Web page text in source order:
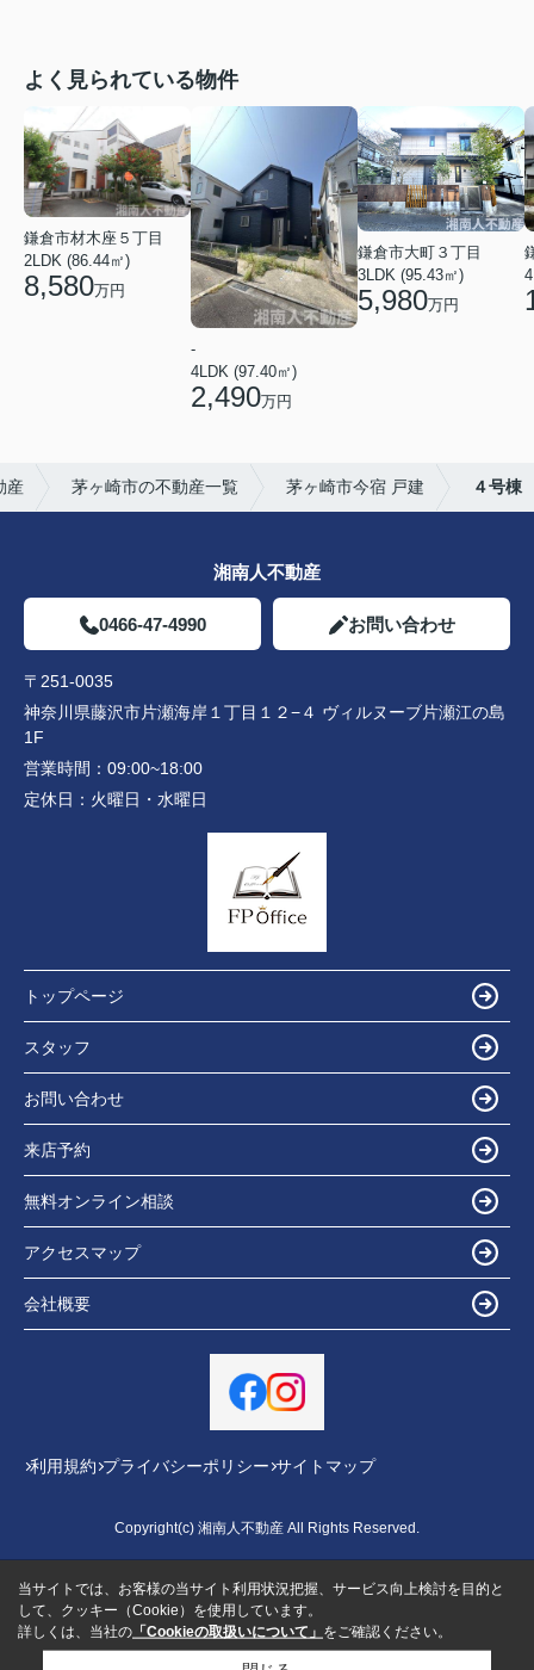
よく見られている物件
鎌倉市材木座５丁目
2LDK (86.44㎡)
8,580万円
-
4LDK (97.40㎡)
2,490万円
鎌倉市大町３丁目
3LDK (95.43㎡)
5,980万円
産 茅ヶ崎市の不動産一覧 茅ヶ崎市今宿 戸建 ４号棟
湘南人不動産
0466-47-4990 お問い合わせ
〒251-0035
神奈川県藤沢市片瀬海岸１丁目１２−４ ヴィルヌーブ片瀬江の島
1F
営業時間： 09:00~18:00
定休日： 火曜日・水曜日
トップページ
スタッフ
お問い合わせ
来店予約
無料オンライン相談
アクセスマップ
会社概要
利用規約 プライバシーポリシー サイトマップ
Copyright(c) 湘南人不動産 All Rights Reserved.
当サイトでは、お客様の当サイト利用状況把握、サービス向上検討を目的と
して、クッキー（Cookie）を使用しています。
詳しくは、当社の 「Cookieの取扱いについて」 をご確認ください。